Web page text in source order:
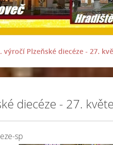
výročí Plzeňské diecéze - 27.
diecéze - 27.
sp